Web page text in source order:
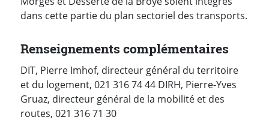
dans cette partie du plan sectoriel des transports.
Renseignements complémentaires
DIT, Pierre Imhof, directeur général du territoire
et du logement, 021 316 74 44 DIRH, Pierre-Yves
Gruaz, directeur général de la mobilité et des
routes, 021 316 71 30